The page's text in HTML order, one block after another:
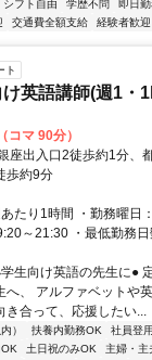
シフト自由 学歴不問 即日
交通費全額支給 経験者歓迎
ト
英語講師(週1・
マ 90分）
座出入口2徒歩約1分、
歩約9分
たり1時間 ・勤務曜日
～21:30 ・最低勤務
生向け英語の先生に●
へ、 アルファベットや
き合って、応援したい...
） 扶養内勤務OK 社員登
土日祝のみOK 主婦・主